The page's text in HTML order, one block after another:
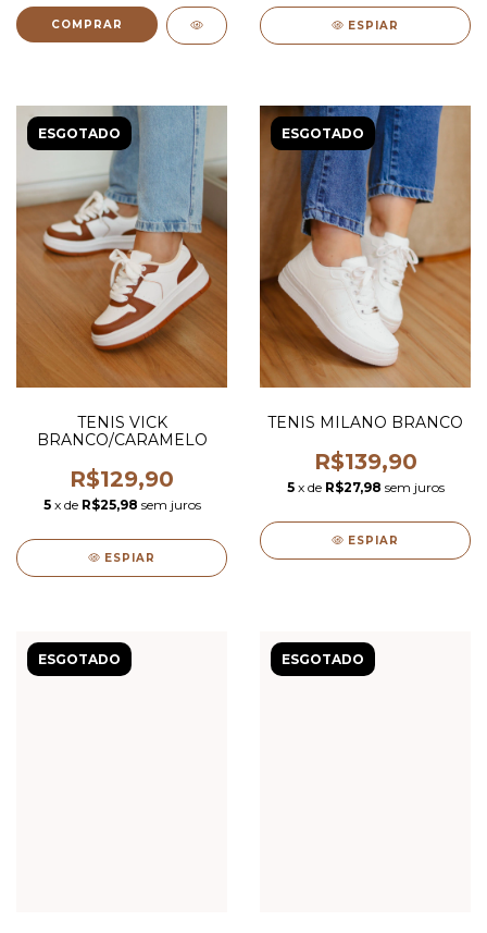
COMPRAR ESPIAR
ESGOTADO
TENIS VICK
BRANCO/CARAMELO
R$129,90
5 x de R$25,98 sem juros
ESPIAR
ESGOTADO
TENIS MILANO BRANCO
R$139,90
5 x de R$27,98 sem juros
ESPIAR
ESGOTADO ESGOTADO